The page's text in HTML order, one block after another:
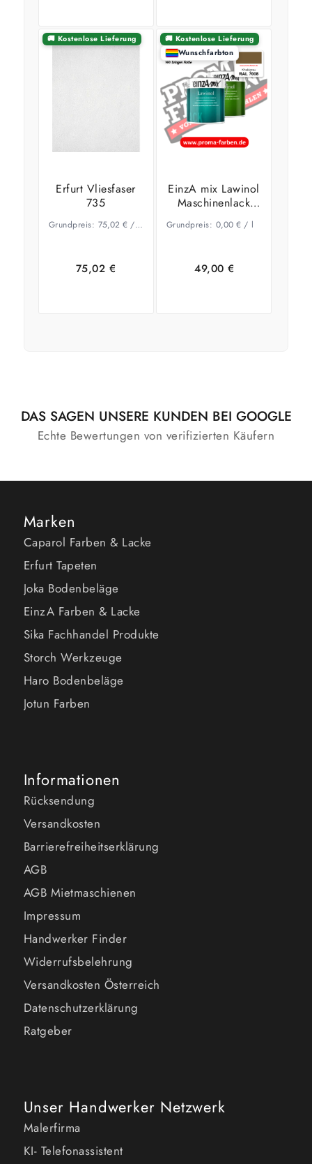
🚚 Kostenlose Lieferung
Erfurt Vliesfaser
735
Grundpreis: 75,02 €/ m
75,02 €
🚚 Kostenlose Lieferung
Wunschfarbton
EinzA mix Lawinol
Maschinenlack
RAL 7008
Khakigrau
Grundpreis: 0,00 €/ l
49,00€
DAS SAGEN UNSERE KUNDEN BEI GOOGLE
Echte Bewertungen von verifizierten Käufern
Marken
Caparol Farben & Lacke
Erfurt Tapeten
Joka Bodenbeläge
EinzA Farben & Lacke
Sika Fachhandel Produkte
Storch Werkzeuge
Haro Bodenbeläge
Jotun Farben
Informationen
Rücksendung
Versandkosten
Barrierefreiheitserklärung
AGB
AGB Mietmaschienen
Impressum
Handwerker Finder
Widerrufsbelehrung
Versandkosten Österreich
Datenschutzerklärung
Ratgeber
Unser Handwerker Netzwerk
Malerfirma
KI- Telefonassistent